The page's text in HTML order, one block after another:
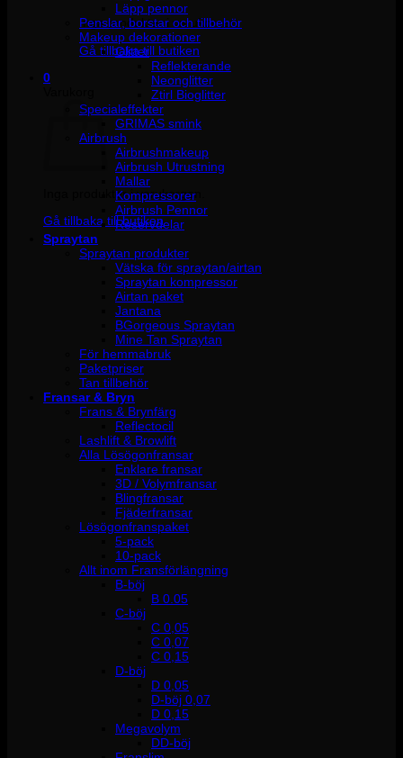
Inga produkter i varukorgen.
Gå tillbaka till butiken
0
Inga produkter i varukorgen.
Gå tillbaka till butiken
Läpp pennor
Penslar, borstar och tillbehör
Makeup dekorationer
Glitter
Reflekterande
Neonglitter
Ztirl Bioglitter
Specialeffekter
GRIMAS smink
Airbrush
Airbrushmakeup
Airbrush Utrustning
Mallar
Kompressorer
Airbrush Pennor
Reservdelar
Spraytan
Spraytan produkter
Vätska för spraytan/airtan
Spraytan kompressor
Airtan paket
Jantana
BGorgeous Spraytan
Mine Tan Spraytan
För hemmabruk
Paketpriser
Tan tillbehör
Fransar & Bryn
Frans & Brynfärg
Reflectocil
Lashlift & Browlift
Alla Lösögonfransar
Enklare fransar
3D / Volymfransar
Blingfransar
Fjäderfransar
Lösögonfranspaket
5-pack
10-pack
Allt inom Fransförlängning
B-böj
B 0.05
C-böj
C 0,05
C 0,07
C 0,15
D-böj
D 0,05
D-böj 0,07
D 0,15
Megavolym
DD-böj